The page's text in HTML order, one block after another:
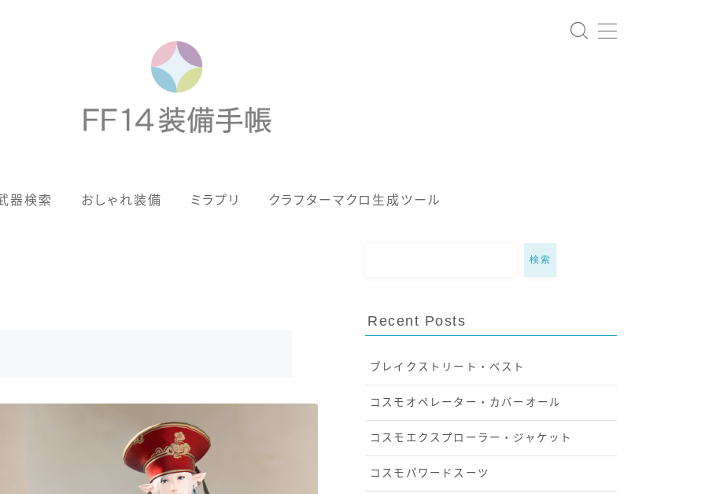
器検索 おしゃれ装備 ミラプリ クラフターマクロ生成ツール
男女別デザイン
検索
Recent Posts
ブレイクストリート・ベスト
コスモオペレーター・カバーオール
コスモエクスプローラー・ジャケット
コスモパワードスーツ